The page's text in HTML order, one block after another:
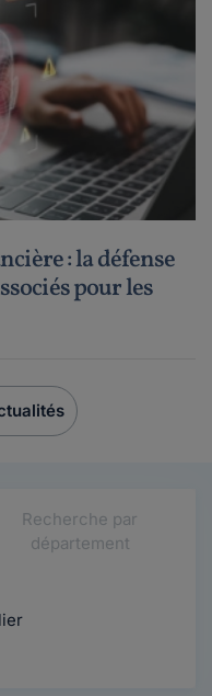
: la défense
pour les
Recherche par
département